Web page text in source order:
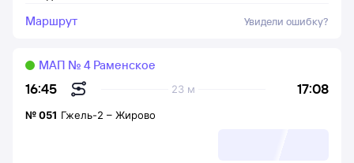
Маршрут Увидели ошибку?
16:45 17:08
23 м
МАП № 4 Раменское
№051 Гжель-2 – Жирово